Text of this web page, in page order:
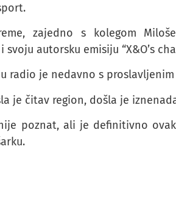
zajedno s kolegom
svoju autorsku emisiju “X&O’s
radio je nedavno s proslavljenim
je čitav region, došla je
poznat, ali je definitivno